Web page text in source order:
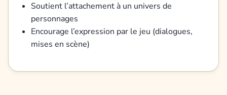
Soutient l’attachement à un univers de
personnages
Encourage l’expression par le jeu (dialogues,
mises en scène)